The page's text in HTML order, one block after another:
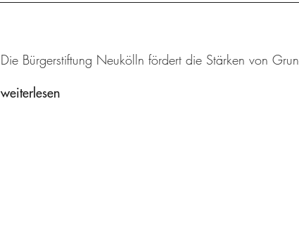
Die Bürgerstiftung Neukölln fördert die Stärken von
weiterlesen